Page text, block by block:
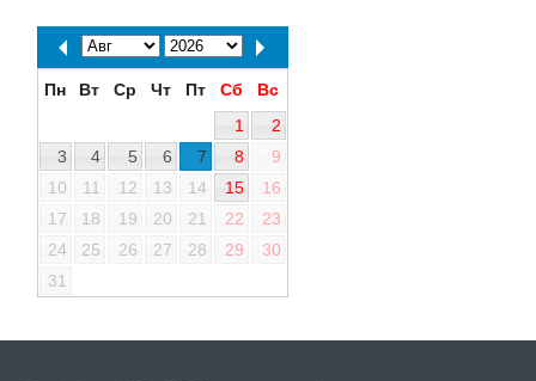
Пн Вт Ср Чт Пт Сб
Вс
1
2
3
4 5 6 7 8
9
10
11 12 13 14 15
16
17
18 19 20 21 22
23
24
25 26 27 28 29
30
31